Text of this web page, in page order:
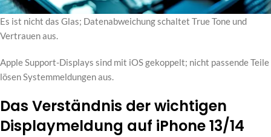
Es ist nicht das Glas; Datenabweichung schaltet True Tone und
Vertrauen aus.
Apple Support-Displays sind mit iOS gekoppelt; nicht passende Teile
lösen Systemmeldungen aus.
Das Verständnis der wichtigen
Displaymeldung auf iPhone 13/14